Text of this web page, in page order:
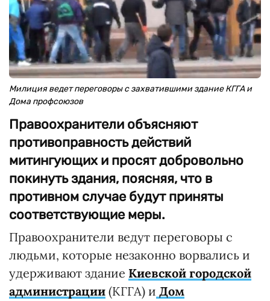
Милиция ведет переговоры с захватившими здание КГГА и
Дома профсоюзов
Правоохранители объясняют
противоправность действий
митингующих и просят добровольно
покинуть здания, поясняя, что в
противном случае будут приняты
соответствующие меры.
Правоохранители ведут переговоры с
людьми, которые незаконно ворвались и
удерживают здание Киевской городской
администрации (КГГА) и Дом